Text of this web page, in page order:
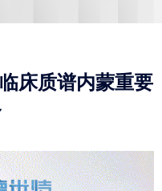
床质谱内蒙重要